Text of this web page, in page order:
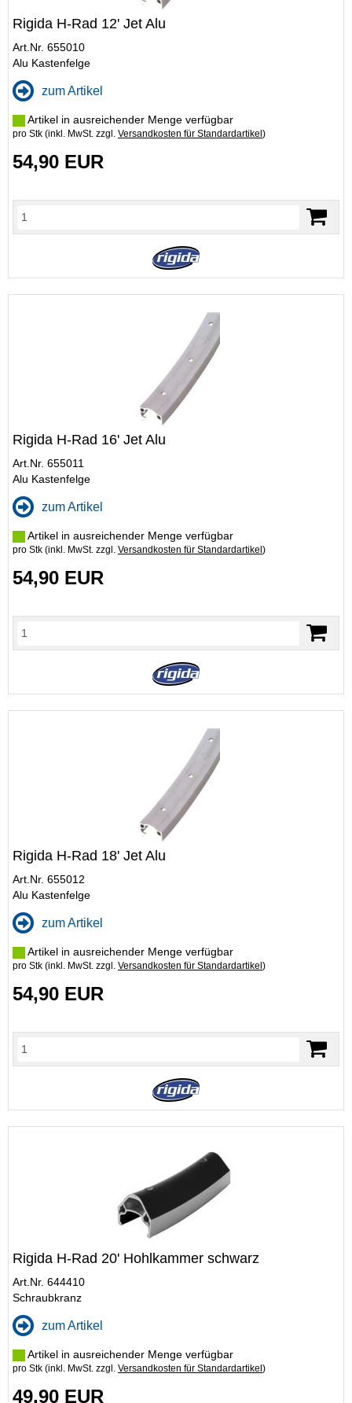
Rigida H-Rad 12' Jet Alu
Art.Nr. 655010
Alu Kastenfelge
zum Artikel
Artikel in ausreichender Menge verfügbar
pro Stk (inkl. MwSt. zzgl. Versandkosten für Standardartikel )
54,90 EUR
Rigida H-Rad 16' Jet Alu
Art.Nr. 655011
Alu Kastenfelge
zum Artikel
Artikel in ausreichender Menge verfügbar
pro Stk (inkl. MwSt. zzgl. Versandkosten für Standardartikel )
54,90 EUR
Rigida H-Rad 18' Jet Alu
Art.Nr. 655012
Alu Kastenfelge
zum Artikel
Artikel in ausreichender Menge verfügbar
pro Stk (inkl. MwSt. zzgl. Versandkosten für Standardartikel )
54,90 EUR
Rigida H-Rad 20' Hohlkammer schwarz
Art.Nr. 644410
Schraubkranz
zum Artikel
Artikel in ausreichender Menge verfügbar
pro Stk (inkl. MwSt. zzgl. Versandkosten für Standardartikel )
49,90 EUR